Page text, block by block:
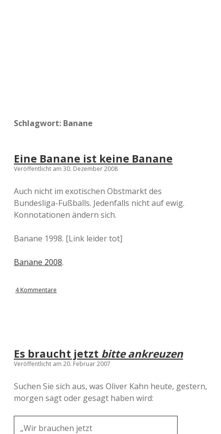
Schlagwort: Banane
Eine Banane ist keine Banane
Veröffentlicht am 30. Dezember 2008
Auch nicht im exotischen Obstmarkt des
Bundesliga-Fußballs. Jedenfalls nicht auf ewig.
Konnotationen ändern sich.
Banane 1998. [Link leider tot]
Banane 2008.
4 Kommentare
Es braucht jetzt bitte ankreuzen
Veröffentlicht am 20. Februar 2007
Suchen Sie sich aus, was Oliver Kahn heute, gestern,
morgen sagt oder gesagt haben wird:
„Wir brauchen jetzt